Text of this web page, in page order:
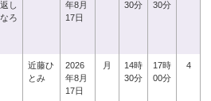
し
ろ
年8月
17日
30分
30分
近藤ひ
とみ
2026
年8月
17日
月
14時
30分
17時
00分
4